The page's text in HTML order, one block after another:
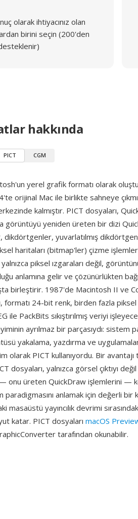
olarak ihtiyacınız olan
birini seçin (200'den
hakkında
PICT CGM
yerel grafik formatı olarak
orijinal Mac ile birlikte sahneye
kalmıştır. PICT dosyaları,
görüntüyü yeniden üreten bir dizi
yuvarlatılmış
haritaları (bitmap'ler) çizme
piksel ızgaraları değil,
anlamına gelir ve çözünürlükten
birleştirir. 1987'de Macintosh II ve
formatı 24-bit renk, birden fazla
ile PackBits sıkıştırılmış veriyi
ayrılmaz bir parçasıydı: sistem
yakalama, yazdırma ve
olarak PICT kullanıyordu. Bir avantajı
dosyaları, yalnızca görsel çıktıyı
onu üreten QuickDraw işlemlerini —
paradigmasını anlamak için değerli bir
yayıncılık devrimi
katar. PICT dosyaları macOS
tarafından okunabilir.